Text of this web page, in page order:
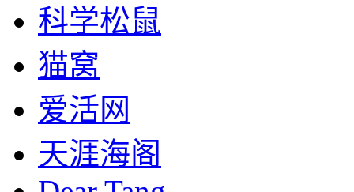
科学松鼠
猫窝
爱活网
天涯海阁